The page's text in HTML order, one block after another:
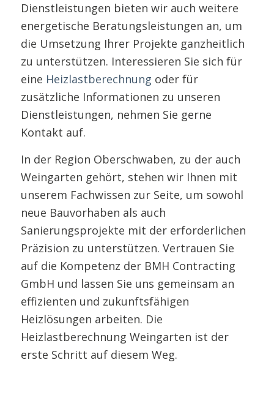
Dienstleistungen bieten wir auch weitere
energetische Beratungsleistungen an, um
die Umsetzung Ihrer Projekte ganzheitlich
zu unterstützen. Interessieren Sie sich für
eine Heizlastberechnung oder für
zusätzliche Informationen zu unseren
Dienstleistungen, nehmen Sie gerne
Kontakt auf.
In der Region Oberschwaben, zu der auch
Weingarten gehört, stehen wir Ihnen mit
unserem Fachwissen zur Seite, um sowohl
neue Bauvorhaben als auch
Sanierungsprojekte mit der erforderlichen
Präzision zu unterstützen. Vertrauen Sie
auf die Kompetenz der BMH Contracting
GmbH und lassen Sie uns gemeinsam an
effizienten und zukunftsfähigen
Heizlösungen arbeiten. Die
Heizlastberechnung Weingarten ist der
erste Schritt auf diesem Weg.